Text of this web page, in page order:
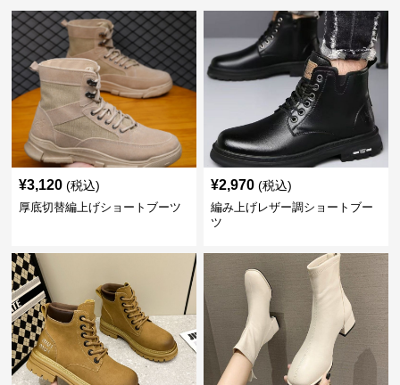
¥3,120 (税込)
厚底切替編上げショートブーツ
¥2,970 (税込)
編み上げレザー調ショートブー
ツ